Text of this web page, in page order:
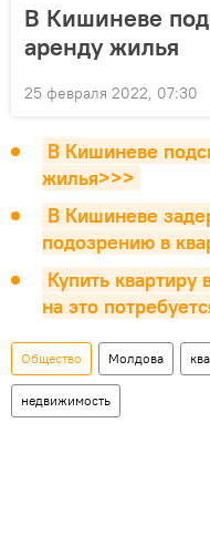
В Кишиневе
аренду жилья
25 февраля 2022, 07:30
В Кишиневе
жилья>>>
В Кишиневе
подозрению в
Купить квартиру
на это
Общество Молдова
недвижимость